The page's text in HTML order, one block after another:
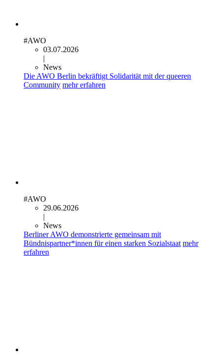
#AWO
03.07.2026
|
News
Die AWO Berlin bekräftigt Solidarität mit der queeren
Community mehr erfahren
#AWO
29.06.2026
|
News
Berliner AWO demonstrierte gemeinsam mit
Bündnispartner*innen für einen starken Sozialstaat mehr
erfahren